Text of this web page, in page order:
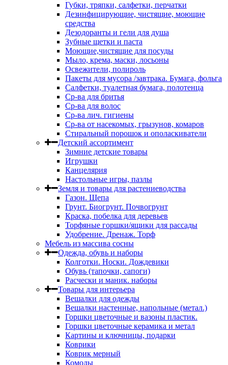
Губки, тряпки, салфетки, перчатки
Дезинфицирующие, чистящие, моющие
средства
Дезодоранты и гели для душа
Зубные щетки и паста
Моющие,чистящие для посуды
Мыло, крема, маски, лосьоны
Освежители, полироль
Пакеты для мусора /завтрака. Бумага, фольга
Салфетки, туалетная бумага, полотенца
Ср-ва для бритья
Ср-ва для волос
Ср-ва лич. гигиены
Ср-ва от насекомых, грызунов, комаров
Стиральный порошок и ополаскиватели
Детский ассортимент
Зимние детские товары
Игрушки
Канцелярия
Настольные игры, пазлы
Земля и товары для растениеводства
Газон. Щепа
Грунт. Биогрунт. Почвогрунт
Краска, побелка для деревьев
Торфяные горшки/ящики для рассады
Удобрение. Дренаж. Торф
Мебель из массива сосны
Одежда, обувь и наборы
Колготки. Носки. Дождевики
Обувь (тапочки, сапоги)
Расчески и маник. наборы
Товары для интерьера
Вешалки для одежды
Вешалки настенные, напольные (метал.)
Горшки цветочные и вазоны пластик.
Горшки цветочные керамика и метал
Картины и ключницы, подарки
Коврики
Коврик мерный
Комоды